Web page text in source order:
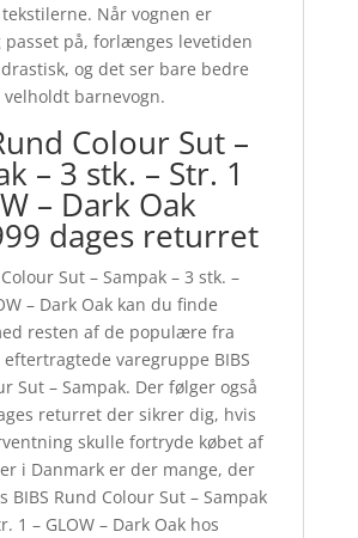
Når vognen er
passet på, forlænges levetiden
og det ser bare bedre
barnevogn.
Colour Sut –
– 3 stk. – Str. 1
– Dark Oak
dages returret
Sut – Sampak – 3 stk. –
– Dark Oak kan du finde
resten af de populære fra
varegruppe BIBS
Sut – Sampak. Der følger også
returret der sikrer dig, hvis
skulle fortryde købet af
i Danmark er der mange, der
BIBS Rund Colour Sut – Sampak
1 – GLOW – Dark Oak hos